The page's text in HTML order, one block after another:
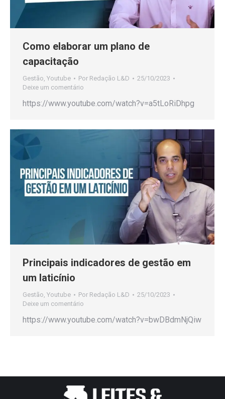
Como elaborar um plano de
capacitação
Gestão Youtube Por Redação L&D
25/10/2023
Deixe um comentário
https://www.youtube.com/watch?v=a5tLoRiDhpg
Principais indicadores de gestão em
um laticínio
Gestão Youtube Por Redação L&D
25/10/2023
Deixe um comentário
https://www.youtube.com/watch?v=bwDBdmNjQiw